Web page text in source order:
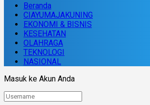
Beranda
CIAYUMAJAKUNING
EKONOMI & BISNIS
KESEHATAN
OLAHRAGA
TEKNOLOGI
NASIONAL
Masuk ke Akun Anda